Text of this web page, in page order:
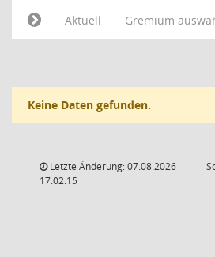
Aktuell
Gremium
Keine Daten gefunden.
Letzte Änderung: 07.08.2026
17:02:15